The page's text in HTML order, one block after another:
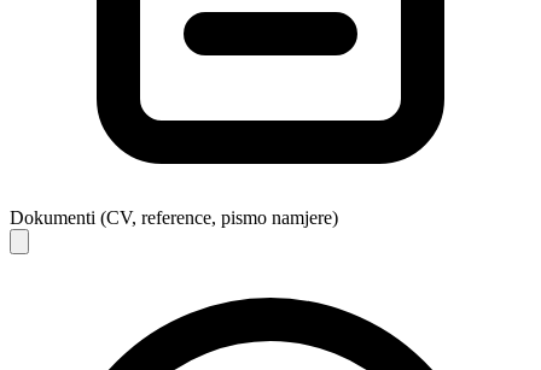
Dokumenti (CV, reference, pismo namjere)